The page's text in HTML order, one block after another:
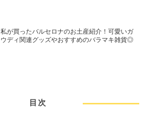
私が買ったバルセロナのお土産紹介！可愛いガ
ウディ関連グッズやおすすめのバラマキ雑貨◎
目次